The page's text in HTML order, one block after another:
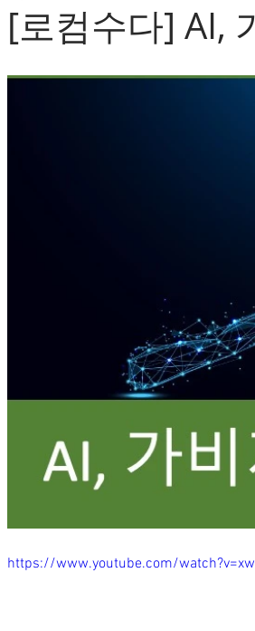
[로컴수다] AI,
https://www.youtube.com/